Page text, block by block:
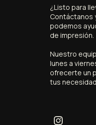
¿Listo para
Contáctanos
podemos
de impresión.
Nuestro
lunes a
ofrecerte un
tus